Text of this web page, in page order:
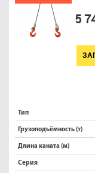
5
Тип
Грузоподъёмность (т)
Длина каната (м)
Серия